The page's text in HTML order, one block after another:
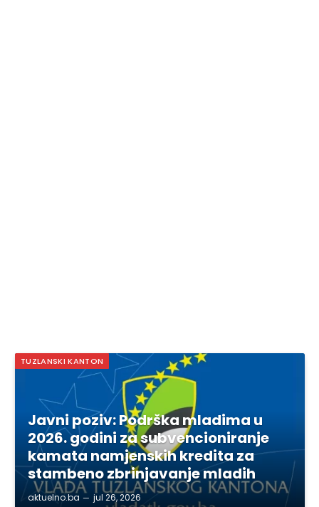
TUZLANSKI KANTON
Javni poziv: Podrška mladima u
2026. godini za subvencioniranje
kamata namjenskih kredita za
stambeno zbrinjavanje mladih
aktuelno.ba jul 26, 2026